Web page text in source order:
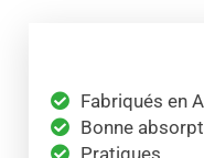
Fabriqués en
Bonne